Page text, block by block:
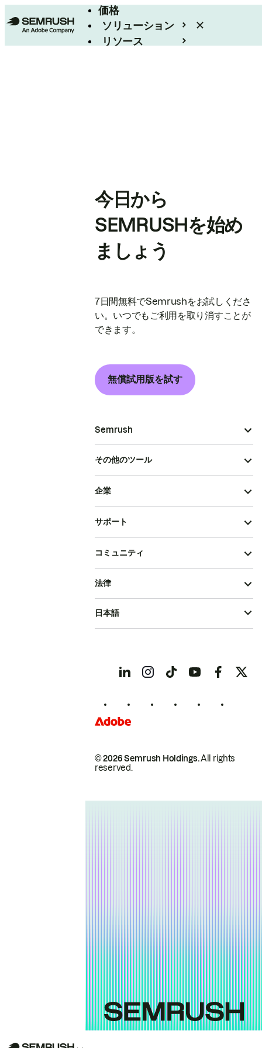
価格
ソリューション
リソース
今日から
SEMRUSHを始め
ましょう
7日間無料でSemrushをお試しくださ
い。いつでもご利用を取り消すことが
できます。
無償試用版を試す
Semrush
その他のツール
企業
サポート
コミュニティ
© 2026 Semrush Holdings.All rights
reserved.
法律
日本語